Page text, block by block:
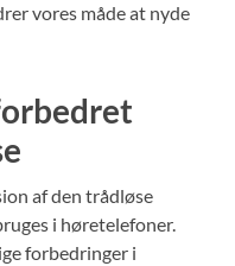
vores måde at nyde
af den trådløse
i høretelefoner.
forbedringer i